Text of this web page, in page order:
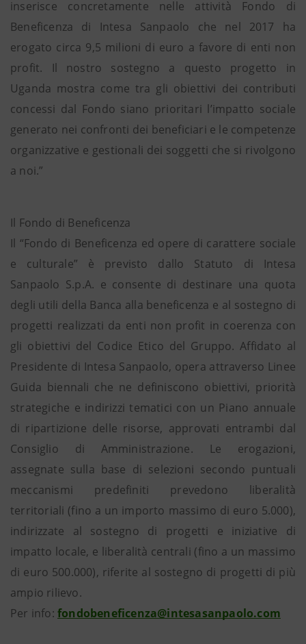
inserisce concretamente nelle attività Fondo di
Beneficenza di Intesa Sanpaolo che nel 2017 ha
erogato circa 9,5 milioni di euro a favore di enti non
profit. Il nostro sostegno a questo progetto in
Uganda mostra come tra gli obiettivi dei contributi
concessi dal Fondo siano prioritari l’impatto sociale
generato nei confronti dei beneficiari e le competenze
organizzative e gestionali dei soggetti che si rivolgono
a noi.”
Il Fondo di Beneficenza
Il “Fondo di Beneficenza ed opere di carattere sociale
e culturale” è previsto dallo Statuto di Intesa
Sanpaolo S.p.A. e consente di destinare una quota
degli utili della Banca alla beneficenza e al sostegno di
progetti realizzati da enti non profit in coerenza con
gli obiettivi del Codice Etico del Gruppo. Affidato al
Presidente di Intesa Sanpaolo, opera attraverso Linee
Guida biennali che ne definiscono obiettivi, priorità
strategiche e indirizzi tematici con un Piano annuale
di ripartizione delle risorse, approvati entrambi dal
Consiglio di Amministrazione. Le erogazioni,
assegnate sulla base di selezioni secondo puntuali
meccanismi predefiniti prevedono liberalità
territoriali (fino a un importo massimo di euro 5.000),
indirizzate al sostegno di progetti e iniziative di
impatto locale, e liberalità centrali (fino a un massimo
di euro 500.000), riferite al sostegno di progetti di più
ampio rilievo.
Per info: fondobeneficenza@intesasanpaolo.com